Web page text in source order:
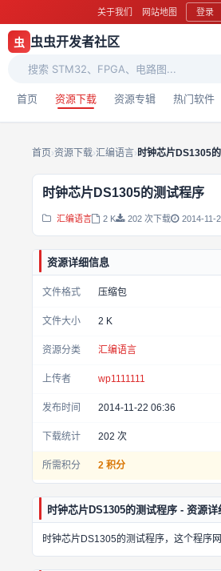
关于我们 网站地图 登录
虫 虫虫开发者社区
首页 资源下载 资源专辑 热门软件
首页›资源下载›汇编语言›时钟芯片DS1305
时钟芯片DS1305的测试程序
汇编语言 2 K 202 次下载 2014-11-
资源详细信息
文件格式 压缩包
文件大小 2 K
资源分类 汇编语言
上传者 wp1111111
发布时间 2014-11-22 06:36
下载统计 202 次
所需积分 2 积分
时钟芯片DS1305的测试程序 - 资源详
时钟芯片DS1305的测试程序，这个程序网